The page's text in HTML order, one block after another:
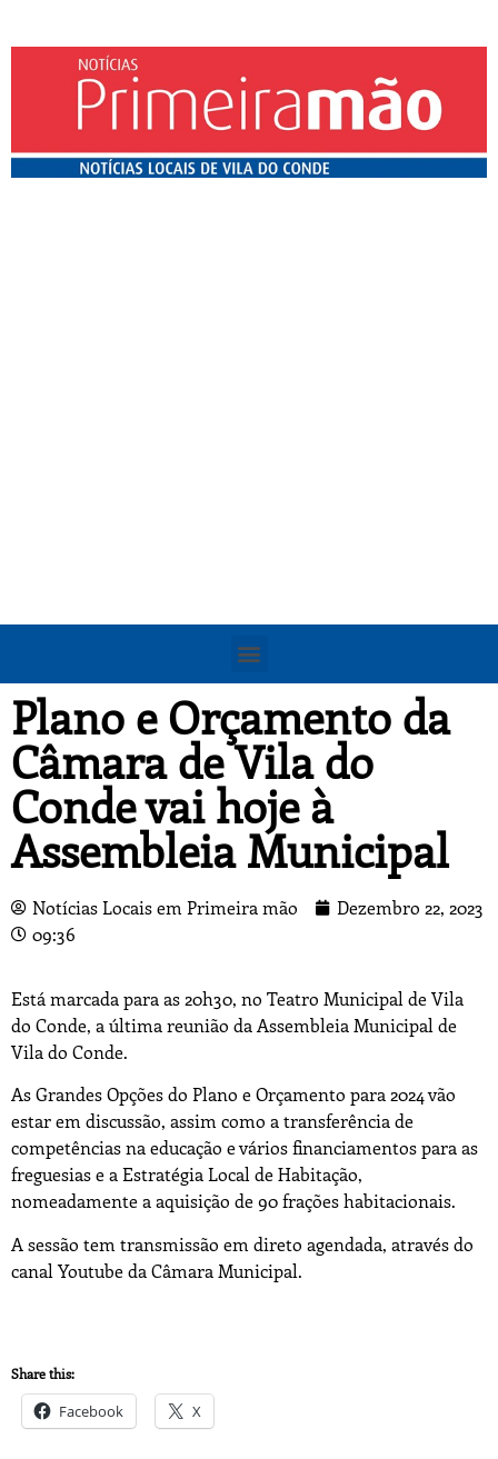
Plano e Orçamento da
Câmara de Vila do
Conde vai hoje à
Assembleia Municipal
Notícias Locais em Primeira mão
Dezembro 22, 2023
09:36
Está marcada para as 20h30, no Teatro Municipal de Vila
do Conde, a última reunião da Assembleia Municipal de
Vila do Conde.
As Grandes Opções do Plano e Orçamento para 2024 vão
estar em discussão, assim como a transferência de
competências na educação e vários financiamentos para as
freguesias e a Estratégia Local de Habitação,
nomeadamente a aquisição de 90 frações habitacionais.
A sessão tem transmissão em direto agendada, através do
canal Youtube da Câmara Municipal.
Share this:
Facebook X